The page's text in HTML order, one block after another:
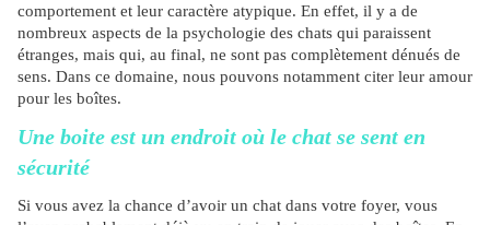
comportement et leur caractère atypique. En effet, il y a de
nombreux aspects de la psychologie des chats qui paraissent
étranges, mais qui, au final, ne sont pas complètement dénués de
sens. Dans ce domaine, nous pouvons notamment citer leur amour
pour les boîtes.
Une boite est un endroit où le chat se sent en
sécurité
Si vous avez la chance d’avoir un chat dans votre foyer, vous